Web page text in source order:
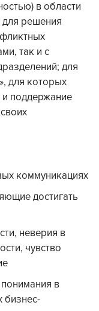
в области
решения
так и с
для
для которых
поддержание
коммуникациях
достигать
неверия в
чувство
понимания в
бизнес-